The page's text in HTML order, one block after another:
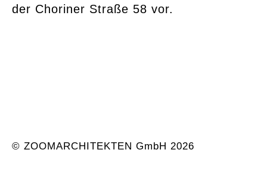
der Choriner Straße 58 vor.
© ZOOMARCHITEKTEN GmbH 2026